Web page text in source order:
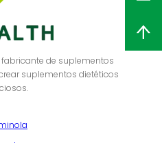
de suplementos
suplementos dietéticos